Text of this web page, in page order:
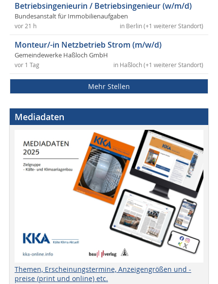
Betriebsingenieurin / Betriebsingenieur (w/m/d)
Bundesanstalt für Immobilienaufgaben
in Berlin (+1 weiterer Standort)
vor 21 h
Monteur/-in Netzbetrieb Strom (m/w/d)
Gemeindewerke Haßloch GmbH
in Haßloch (+1 weiterer Standort)
vor 1 Tag
Mehr Stellen
Mediadaten
Themen, Erscheinungstermine, Anzeigengrößen und -
preise (print und online) etc.